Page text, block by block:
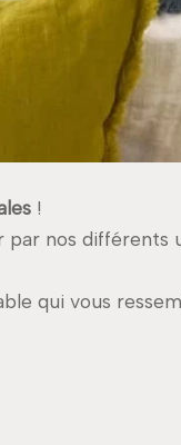
!
nos différents
qui vous